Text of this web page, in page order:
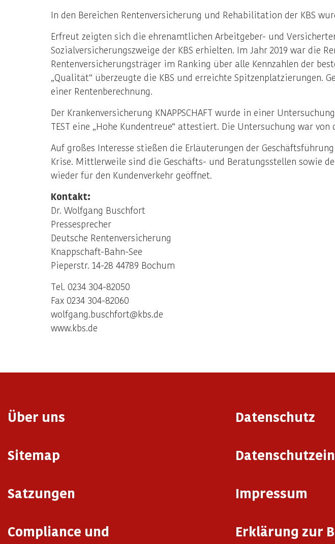
In den Bereichen Rentenversicherung und Rehabilitation der KBS
Erfreut zeigten sich die ehrenamtlichen Arbeitgeber- und
Sozialversicherungszweige der KBS erhielten. Im Jahr 2019 war die
Rentenversicherungsträger im Ranking über alle Kennzahlen der
„Qualität“ überzeugte die KBS und erreichte
einer Rentenberechnung.
Der Krankenversicherung KNAPPSCHAFT wurde in einer
TEST eine „Hohe Kundentreue“ attestiert. Die Untersuchung war
Auf großes Interesse stießen die Erläuterungen der
Krise. Mittlerweile sind die Geschäfts- und Beratungsstellen sowie
wieder für den Kundenverkehr geöffnet.
Kontakt:
Dr. Wolfgang Buschfort
Pressesprecher
Deutsche Rentenversicherung
Knappschaft-Bahn-See
Pieperstr. 14-28 44789 Bochum
Tel. 0234 304-82050
Fax 0234 304-82060
wolfgang.buschfort@kbs.de
www.kbs.de
Über uns
Sitemap
Satzungen
Compliance und
Datenschutz
Impressum
Erklärung zur